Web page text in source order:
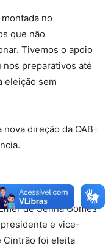
no
que não
Tivemos o apoio
nos preparativos até
eleição sem
direção da OAB-
de Senna Gomes
e vice-
Cintrão foi eleita